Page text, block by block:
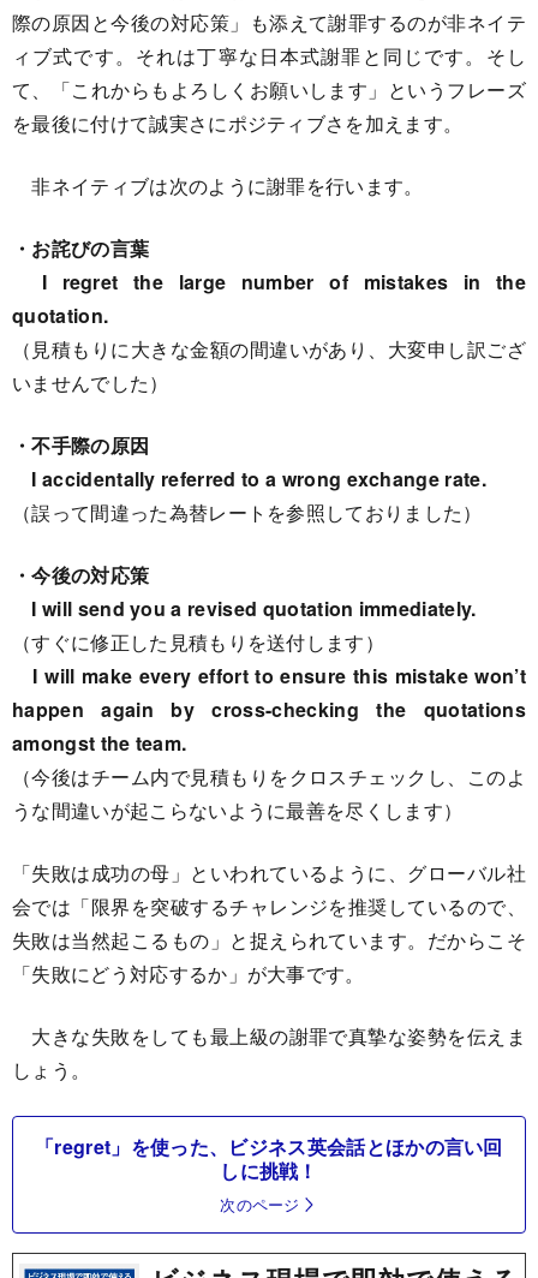
際の原因と今後の対応策」も添えて謝罪するのが非ネイテ
ィブ式です。それは丁寧な日本式謝罪と同じです。そし
て、「これからもよろしくお願いします」というフレーズ
を最後に付けて誠実さにポジティブさを加えます。
非ネイティブは次のように謝罪を行います。
・お詫びの言葉
I regret the large number of mistakes in the
quotation.
（見積もりに大きな金額の間違いがあり、大変申し訳ござ
いませんでした）
・不手際の原因
I accidentally referred to a wrong exchange rate.
（誤って間違った為替レートを参照しておりました）
・今後の対応策
I will send you a revised quotation immediately.
（すぐに修正した見積もりを送付します）
I will make every effort to ensure this mistake won’t
happen again by cross-checking the quotations
amongst the team.
（今後はチーム内で見積もりをクロスチェックし、このよ
うな間違いが起こらないように最善を尽くします）
「失敗は成功の母」といわれているように、グローバル社
会では「限界を突破するチャレンジを推奨しているので、
失敗は当然起こるもの」と捉えられています。だからこそ
「失敗にどう対応するか」が大事です。
大きな失敗をしても最上級の謝罪で真摯な姿勢を伝えま
しょう。
「regret」を使った、ビジネス英会話とほかの言い回
しに挑戦！
次のページ